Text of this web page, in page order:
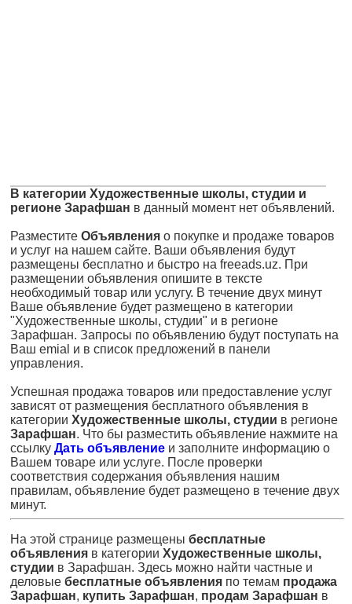
В категории Художественные школы, студии и
регионе Зарафшан в данный момент нет объявлений.
Разместите Объявления о покупке и продаже товаров
и услуг на нашем сайте. Ваши объявления будут
размещены бесплатно и быстро на freeads.uz. При
размещении объявления опишите в тексте
необходимый товар или услугу. В течение двух минут
Ваше объявление будет размещено в категории
"Художественные школы, студии" и в регионе
Зарафшан. Запросы по объявлению будут поступать на
Ваш emial и в список предложений в панели
управления.
Успешная продажа товаров или предоставление услуг
зависят от размещения бесплатного объявления в
категории Художественные школы, студии в регионе
Зарафшан. Что бы разместить объявление нажмите на
ссылку Дать объявление и заполните информацию о
Вашем товаре или услуге. После проверки
соответствия содержания объявления нашим
правилам, объявление будет размещено в течение двух
минут.
На этой странице размещены бесплатные
объявления в категории Художественные школы,
студии в Зарафшан. Здесь можно найти частные и
деловые бесплатные объявления по темам продажа
Зарафшан, купить Зарафшан, продам Зарафшан в